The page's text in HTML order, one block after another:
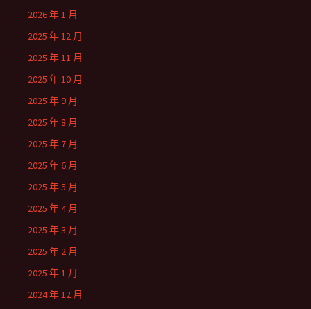
2026 年 1 月
2025 年 12 月
2025 年 11 月
2025 年 10 月
2025 年 9 月
2025 年 8 月
2025 年 7 月
2025 年 6 月
2025 年 5 月
2025 年 4 月
2025 年 3 月
2025 年 2 月
2025 年 1 月
2024 年 12 月